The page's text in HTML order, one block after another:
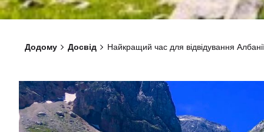
Додому Досвід Найкращий час для відвідування